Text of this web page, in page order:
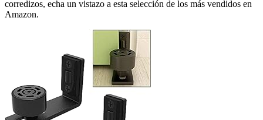
corredizos, echa un vistazo a esta selección de los más vendidos en
Amazon.